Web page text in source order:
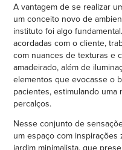
A vantagem de se realizar
um conceito novo de
instituto foi algo
acordadas com o cliente,
com nuances de texturas e
amadeirado, além de
elementos que evocasse o
pacientes, estimulando
percalços.
Nesse conjunto de
um espaço com
jardim minimalista, que